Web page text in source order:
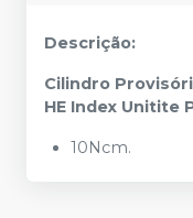
Descrição:
Cilindro
HE Index Unitite
10Ncm.